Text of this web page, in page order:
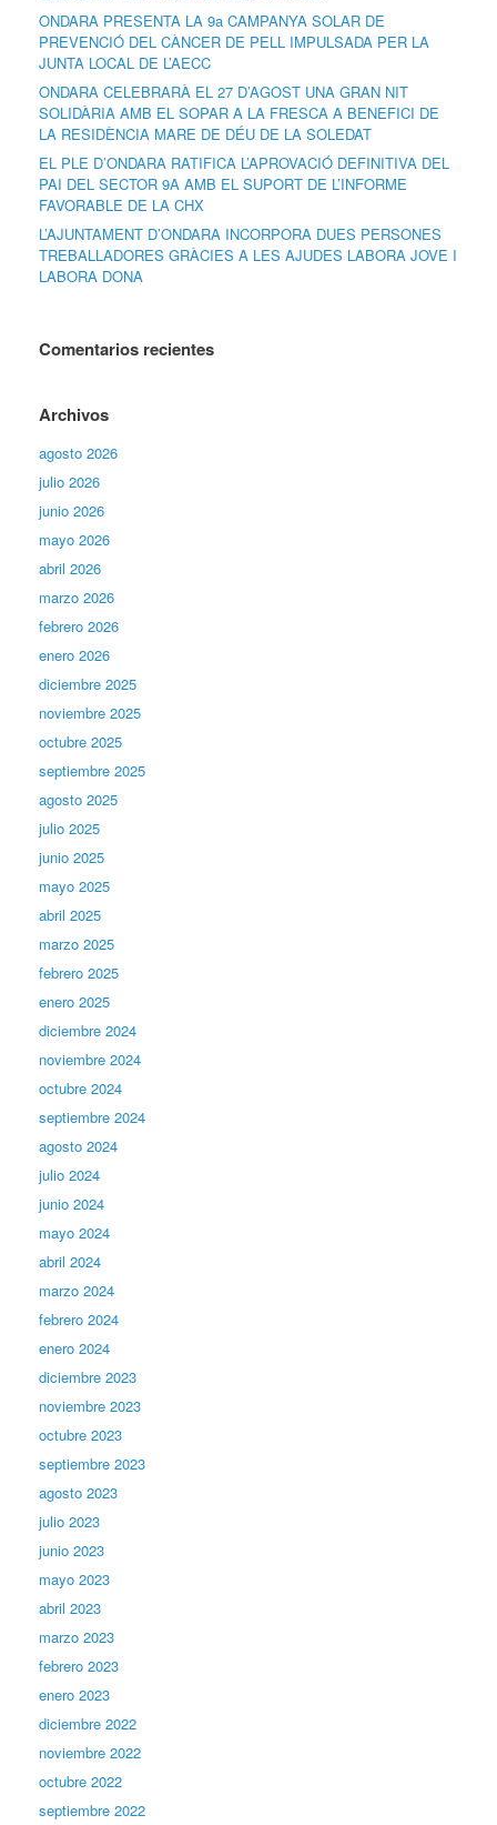
ONDARA PRESENTA LA 9a CAMPANYA SOLAR DE
PREVENCIÓ DEL CÀNCER DE PELL IMPULSADA PER LA
JUNTA LOCAL DE L’AECC
ONDARA CELEBRARÀ EL 27 D’AGOST UNA GRAN NIT
SOLIDÀRIA AMB EL SOPAR A LA FRESCA A BENEFICI DE
LA RESIDÈNCIA MARE DE DÉU DE LA SOLEDAT
EL PLE D’ONDARA RATIFICA L’APROVACIÓ DEFINITIVA DEL
PAI DEL SECTOR 9A AMB EL SUPORT DE L’INFORME
FAVORABLE DE LA CHX
L’AJUNTAMENT D’ONDARA INCORPORA DUES PERSONES
TREBALLADORES GRÀCIES A LES AJUDES LABORA JOVE I
LABORA DONA
Comentarios recientes
Archivos
agosto 2026
julio 2026
junio 2026
mayo 2026
abril 2026
marzo 2026
febrero 2026
enero 2026
diciembre 2025
noviembre 2025
octubre 2025
septiembre 2025
agosto 2025
julio 2025
junio 2025
mayo 2025
abril 2025
marzo 2025
febrero 2025
enero 2025
diciembre 2024
noviembre 2024
octubre 2024
septiembre 2024
agosto 2024
julio 2024
junio 2024
mayo 2024
abril 2024
marzo 2024
febrero 2024
enero 2024
diciembre 2023
noviembre 2023
octubre 2023
septiembre 2023
agosto 2023
julio 2023
junio 2023
mayo 2023
abril 2023
marzo 2023
febrero 2023
enero 2023
diciembre 2022
noviembre 2022
octubre 2022
septiembre 2022